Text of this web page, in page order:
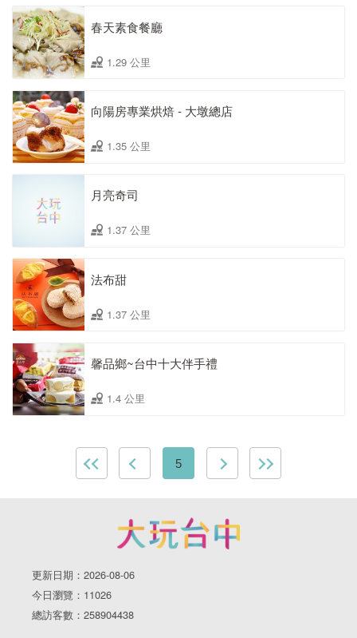
春天素食餐廳
1.29 公里
向陽房專業烘焙 - 大墩總店
1.35 公里
月亮奇司
1.37 公里
法布甜
1.37 公里
馨品鄉~台中十大伴手禮
1.4 公里
5
更新日期：2026-08-06
今日瀏覽：11026
總訪客數：258904438